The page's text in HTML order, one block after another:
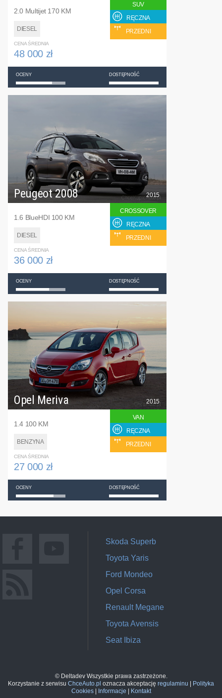
2.0 Multijet 170 KM
DIESEL
SUV
RĘCZNA
PRZEDNI
CENA ŚREDNIA
48 000 zł
OCENY DOSTĘPNOŚĆ
Peugeot 2008
1.6 BlueHDI 100 KM
DIESEL
2015
CROSSOVER
RĘCZNA
PRZEDNI
CENA ŚREDNIA
36 000 zł
OCENY DOSTĘPNOŚĆ
Opel Meriva
1.4 100 KM
BENZYNA
2015
VAN
RĘCZNA
PRZEDNI
CENA ŚREDNIA
27 000 zł
OCENY DOSTĘPNOŚĆ
Skoda Superb
Toyota Yaris
Ford Mondeo
Opel Corsa
Renault Megane
Toyota Avensis
Seat Ibiza
© Deltadev Wszystkie prawa zastrzeżone.
Korzystanie z serwisu ChceAuto.pl oznacza akceptację regulaminu | Polityka
Cookies| Informacje | Kontakt